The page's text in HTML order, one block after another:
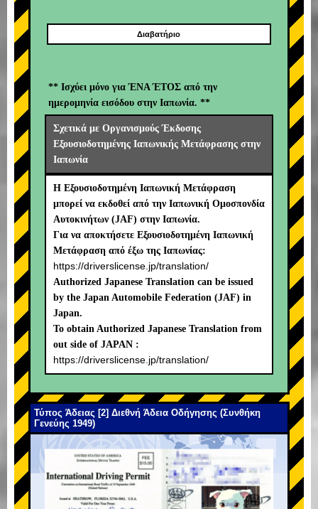
Διαβατήριο
** Ισχύει μόνο για ΈΝΑ ΈΤΟΣ από την
ημερομηνία εισόδου στην Ιαπωνία. **
Σχετικά με Οργανισμούς Έκδοσης
Εξουσιοδοτημένης Ιαπωνικής Μετάφρασης στην
Ιαπωνία
Η Εξουσιοδοτημένη Ιαπωνική Μετάφραση
μπορεί να εκδοθεί από την Ιαπωνική Ομοσπονδία
Αυτοκινήτων (JAF) στην Ιαπωνία.
Για να αποκτήσετε Εξουσιοδοτημένη Ιαπωνική
Μετάφραση από έξω της Ιαπωνίας:
https://driverslicense.jp/translation/
Authorized Japanese Translation can be issued
by the Japan Automobile Federation (JAF) in
Japan.
To obtain Authorized Japanese Translation from
out side of JAPAN :
https://driverslicense.jp/translation/
Τύπος Άδειας [2] Διεθνή Άδεια Οδήγησης (Συνθήκη
Γενεύης 1949)